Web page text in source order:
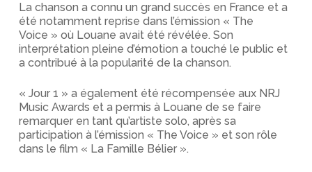
La chanson a connu un grand succès en France et a
été notamment reprise dans l’émission « The
Voice » où Louane avait été révélée. Son
interprétation pleine d’émotion a touché le public et
a contribué à la popularité de la chanson.
« Jour 1 » a également été récompensée aux NRJ
Music Awards et a permis à Louane de se faire
remarquer en tant qu’artiste solo, après sa
participation à l’émission « The Voice » et son rôle
dans le film « La Famille Bélier ».